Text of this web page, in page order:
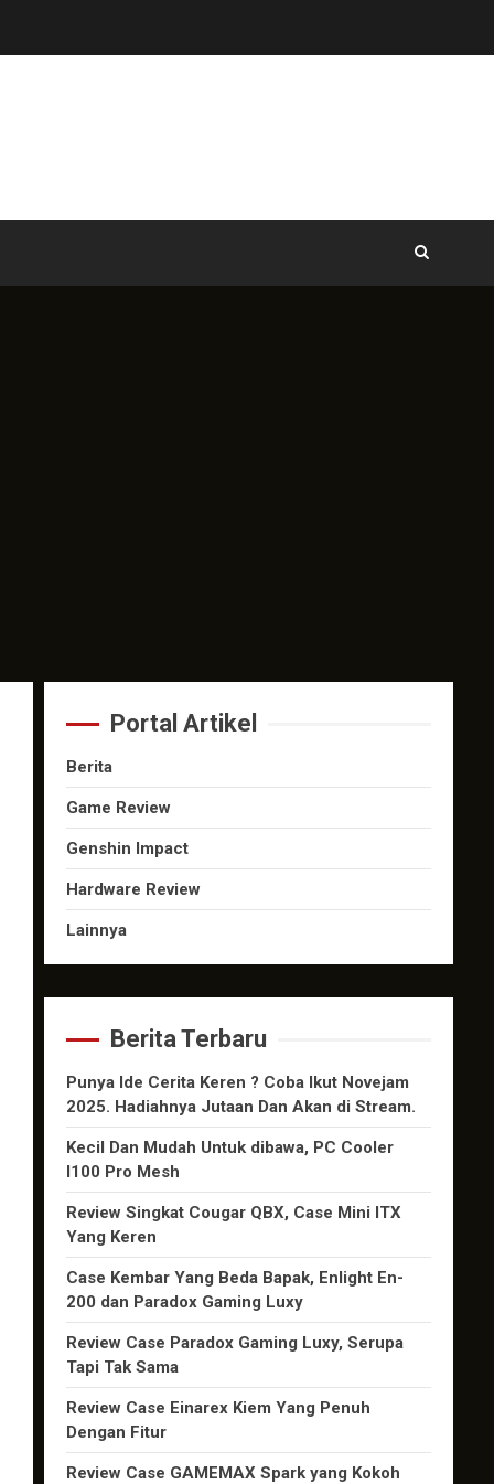
Portal Artikel
Berita
Game Review
Genshin Impact
Hardware Review
Lainnya
Berita Terbaru
Punya Ide Cerita Keren ? Coba Ikut Novejam
2025. Hadiahnya Jutaan Dan Akan di Stream.
Kecil Dan Mudah Untuk dibawa, PC Cooler
I100 Pro Mesh
Review Singkat Cougar QBX, Case Mini ITX
Yang Keren
Case Kembar Yang Beda Bapak, Enlight En-
200 dan Paradox Gaming Luxy
Review Case Paradox Gaming Luxy, Serupa
Tapi Tak Sama
Review Case Einarex Kiem Yang Penuh
Dengan Fitur
Review Case GAMEMAX Spark yang Kokoh